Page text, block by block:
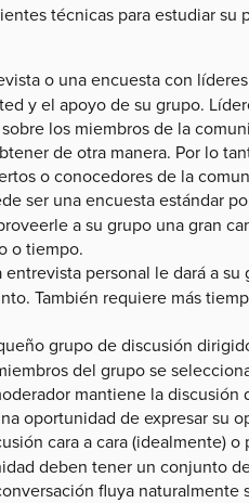
técnicas para estudiar su
o una encuesta con
y el apoyo de su grupo.
los miembros de la
de otra manera. Por lo
o conocedores de la
ser una encuesta estándar
a su grupo una gran
o tiempo.
personal le dará a
También requiere más
grupo de discusión
del grupo se
mantiene la discusión
oportunidad de expresar su
cara a cara (idealmente)
deben tener un conjunto
fluya naturalmente